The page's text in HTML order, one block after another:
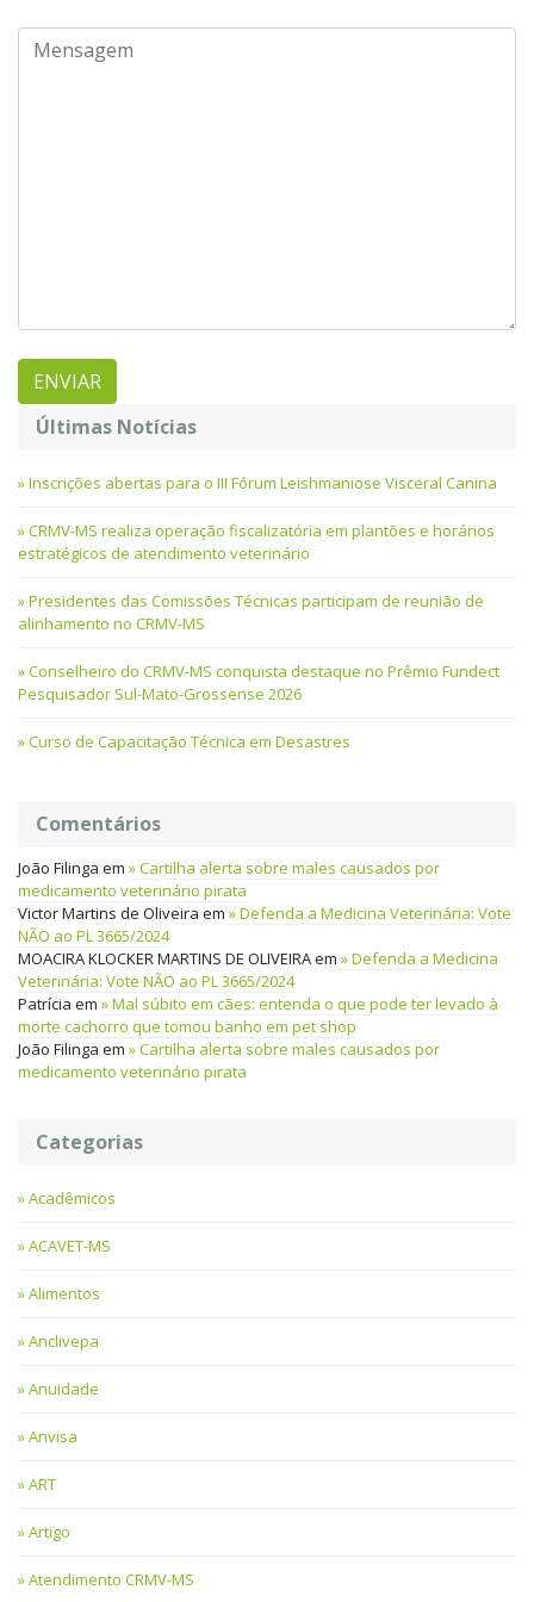
Últimas Notícias
Inscrições abertas para o III Fórum Leishmaniose Visceral Canina
CRMV-MS realiza operação fiscalizatória em plantões e horários
estratégicos de atendimento veterinário
Presidentes das Comissões Técnicas participam de reunião de
alinhamento no CRMV-MS
Conselheiro do CRMV-MS conquista destaque no Prêmio Fundect
Pesquisador Sul-Mato-Grossense 2026
Curso de Capacitação Técnica em Desastres
Comentários
João Filinga em
Cartilha alerta sobre males causados por
medicamento veterinário pirata
Victor Martins de Oliveira em
Defenda a Medicina Veterinária: Vote
NÃO ao PL 3665/2024
MOACIRA KLOCKER MARTINS DE OLIVEIRAem
Defenda a Medicina
Veterinária: Vote NÃO ao PL 3665/2024
Patrícia em
Mal súbito em cães: entenda o que pode ter levado à
morte cachorro que tomou banho em pet shop
João Filinga em
Cartilha alerta sobre males causados por
medicamento veterinário pirata
Categorias
Acadêmicos
ACAVET-MS
Alimentos
Anclivepa
Anuidade
Anvisa
ART
Artigo
Atendimento CRMV-MS